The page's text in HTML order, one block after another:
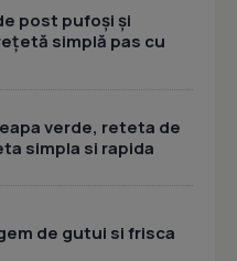
post pufoși și
simplă pas cu
verde, reteta de
simpla si rapida
de gutui si frisca